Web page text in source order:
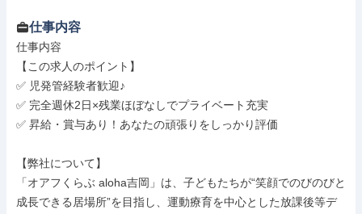
仕事内容
仕事内容
【この求人のポイント】
✅ 児発管経験者歓迎♪
✅ 完全週休2日×残業ほぼなしでプライベート充実
✅ 昇給・賞与あり！あなたの頑張りをしっかり評価
【弊社について】
「オアフくらぶ aloha吉岡」は、子どもたちが“笑顔でのびのびと
成長できる居場所”を目指し、運動療育を中心とした放課後等デ